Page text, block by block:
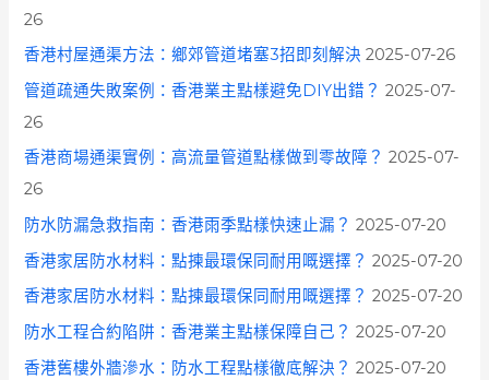
26
香港村屋通渠方法：鄉郊管道堵塞3招即刻解決 2025-07-26
管道疏通失敗案例：香港業主點樣避免DIY出錯？ 2025-07-
26
香港商場通渠實例：高流量管道點樣做到零故障？ 2025-07-
26
防水防漏急救指南：香港雨季點樣快速止漏？ 2025-07-20
香港家居防水材料：點揀最環保同耐用嘅選擇？ 2025-07-20
香港家居防水材料：點揀最環保同耐用嘅選擇？ 2025-07-20
防水工程合約陷阱：香港業主點樣保障自己？ 2025-07-20
香港舊樓外牆滲水：防水工程點樣徹底解決？ 2025-07-20